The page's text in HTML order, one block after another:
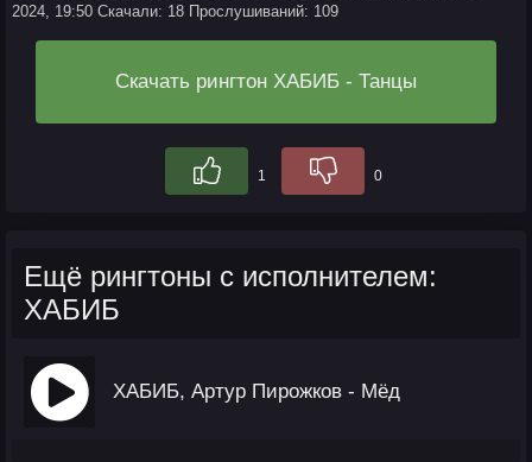
2024, 19:50 Скачали: 18 Прослушиваний: 109
Скачать рингтон ХАБИБ - Танцы
1 0
Ещё рингтоны с исполнителем:
ХАБИБ
ХАБИБ, Артур Пирожков - Мёд